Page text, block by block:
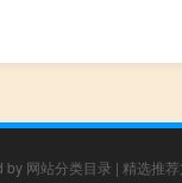
by 网站分类目录 | 精选推